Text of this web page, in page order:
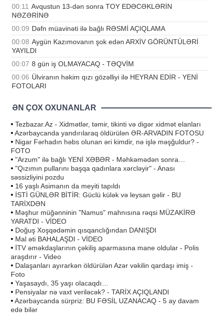
00:11 Avqustun 13-dən sonra TOY EDƏCƏKLƏRİN
NƏZƏRİNƏ
00:09 Dəfn müavinəti ilə bağlı RƏSMİ AÇIQLAMA
00:08 Aygün Kazımovanın şok edən ARXİV GÖRÜNTÜLƏRİ
YAYILDI
00:07 8 gün iş OLMAYACAQ - TƏQVİM
00:06 Ülviranın həkim qızı gözəlliyi ilə HEYRAN EDİR - YENİ
FOTOLARI
ƏN ÇOX OXUNANLAR
• Tezbazar.Az - Xidmətlər, təmir, tikinti və digər xidmət elanları
•Azərbaycanda yandırılaraq öldürülən ƏR-ARVADIN FOTOSU
• Nigar Fərhadın həbs olunan əri kimdir, nə işlə məşğuldur? -
FOTO
• "Arzum" ilə bağlı YENİ XƏBƏR - Məhkəmədən sonra…
• "Qızımın pullarını başqa qadınlara xərcləyir" - Anası
səssizliyini pozdu
• 16 yaşlı Asimanın da meyiti tapıldı
• İSTİ GÜNLƏR BİTİR: Güclü külək və leysan gəlir - BU
TARİXDƏN
• Məşhur müğənninin "Namus" mahnısına rəqsi MÜZAKİRƏ
YARATDI - VİDEO
• Doğuş Xoşqədəmin qısqanclığından DANIŞDI
• Mal əti BAHALAŞDI - VİDEO
• İTV əməkdaşlarının çəkiliş aparmasına mane oldular - Polis
araşdırır - Video
• Dalaşanları ayırarkən öldürülən Azər vəkilin qardaşı imiş -
Foto
• Yaşasaydı, 35 yaşı olacaqdı…
• Pensiyalar nə vaxt veriləcək? - TARİX AÇIQLANDI
•Azərbaycanda sürpriz: BU FƏSİL UZANACAQ - 5 ay davam
edə bilər